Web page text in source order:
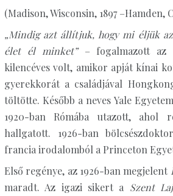
(Madison, Wisconsin, 1897 –Hamden,
„Mindig azt állítjuk, hogy mi éljük
élet él minket”– fogalmazott az
kilencéves volt, amikor apját kínai
gyerekkorát a családjával
töltötte. Később a neves Yale
1920-ban Rómába utazott, ahol
hallgatott. 1926-ban
francia irodalomból a Princeton
Első regénye, az 1926-ban megjelent
maradt. Az igazi sikert a Szent